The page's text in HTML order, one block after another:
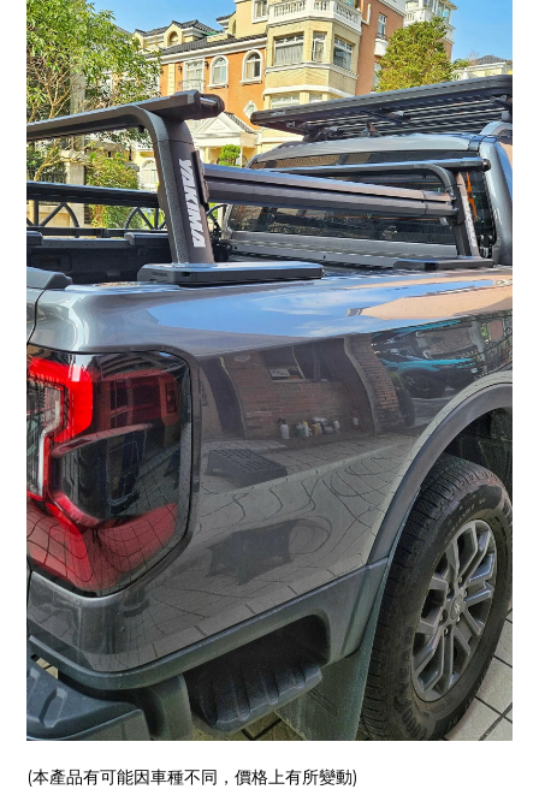
(本產品有可能因車種不同，價格上有所變動)